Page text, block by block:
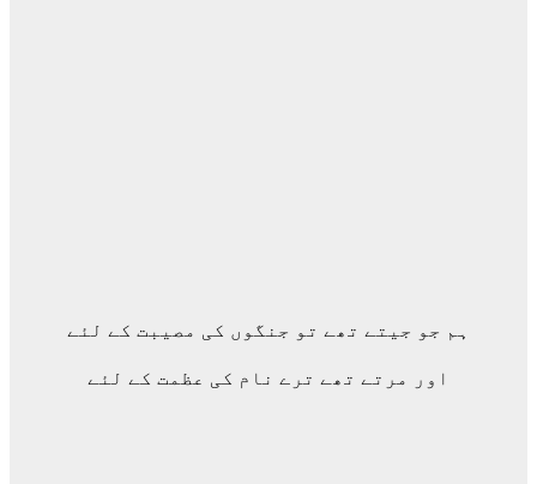
ہم جو جیتے تھے تو جنگوں کی مصیبت کے لئے
اور مرتے تھے ترے نام کی عظمت کے لئے